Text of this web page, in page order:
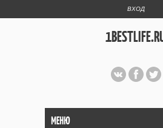
ВХОД
МЕНЮ